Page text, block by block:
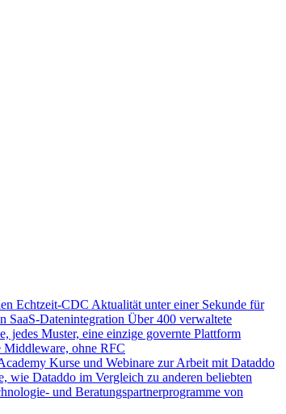
Echtzeit-CDC Aktualität unter einer Sekunde für
SaaS-Datenintegration Über 400 verwaltete
jedes Muster, eine einzige governte Plattform
Middleware, ohne RFC
Kurse und Webinare zur Arbeit mit Dataddo
wie Dataddo im Vergleich zu anderen beliebten
und Beratungspartnerprogramme von